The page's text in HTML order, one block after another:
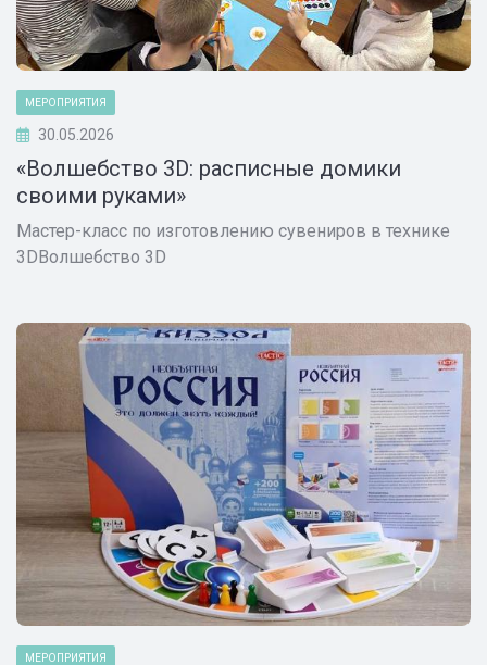
МЕРОПРИЯТИЯ
30.05.2026
«Волшебство 3D: расписные домики
своими руками»
Мастер-класс по изготовлению сувениров в технике
3DВолшебство 3D
МЕРОПРИЯТИЯ